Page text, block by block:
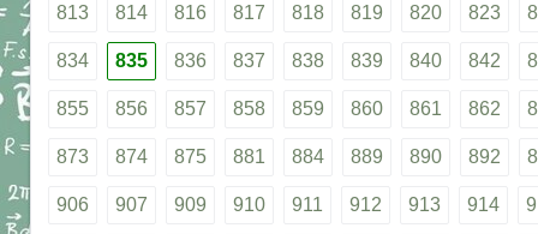
813 814 816 817 818 819 820 823
834 835 836 837 838 839 840 842
855 856 857 858 859 860 861 862
873 874 875 881 884 889 890 892
906 907 909 910 911 912 913 914